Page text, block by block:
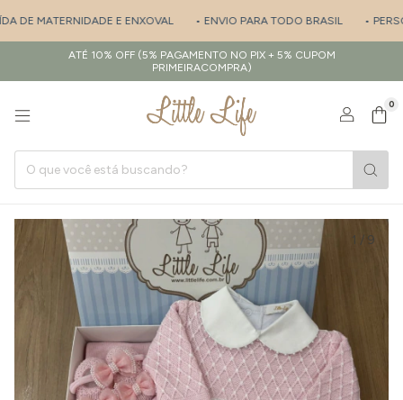
MATERNIDADE E ENXOVAL • ENVIO PARA TODO BRASIL •
ATÉ 10% OFF (5% PAGAMENTO NO PIX + 5% CUPOM
PRIMEIRACOMPRA)
0
1 / 9